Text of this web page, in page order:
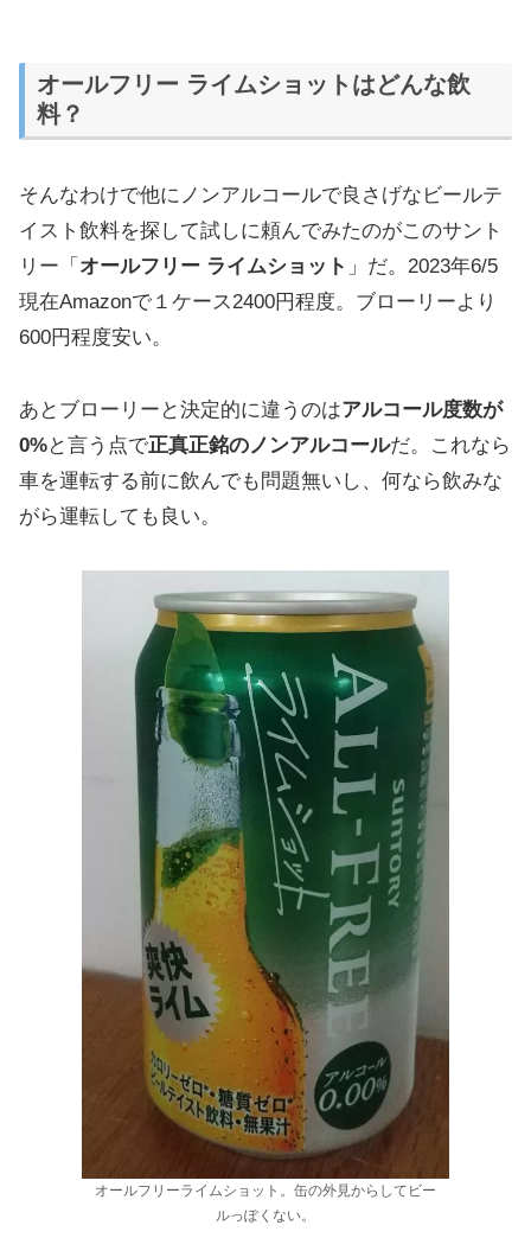
オールフリー ライムショットはどんな飲
料？
そんなわけで他にノンアルコールで良さげなビールテ
イスト飲料を探して試しに頼んでみたのがこのサント
リー「 オールフリー ライムショット 」だ。2023年6/5
現在Amazonで１ケース2400円程度。ブローリーより
600円程度安い。
あとブローリーと決定的に違うのはアルコール度数が
0%と言う点で正真正銘のノンアルコールだ。これなら
車を運転する前に飲んでも問題無いし、何なら飲みな
がら運転しても良い。
オールフリーライムショット。缶の外見からしてビー
ルっぽくない。